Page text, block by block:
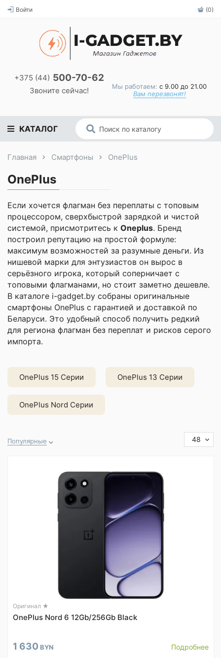
Войти (0)
+375 (44) 500-70-62
Звоните сейчас! Мы работаем: с 9.00 до 21.00
Вам перезвонят!
КАТАЛОГ
Главная Смартфоны OnePlus
OnePlus
Если хочется флагман без переплаты с топовым
процессором, сверхбыстрой зарядкой и чистой
системой, присмотритесь к Oneplus. Бренд
построил репутацию на простой формуле:
максимум возможностей за разумные деньги. Из
нишевой марки для энтузиастов он вырос в
серьёзного игрока, который соперничает с
топовыми флагманами, но стоит заметно дешевле.
В каталоге i-gadget.by собраны оригинальные
смартфоны OnePlus с гарантией и доставкой по
Беларуси. Это удобный способ получить редкий
для региона флагман без переплат и рисков серого
импорта.
OnePlus 15 Серии OnePlus 13 Серии
OnePlus Nord Серии
Популярные 48
Оригинал ★
OnePlus Nord 6 12Gb/256Gb Black
1 630 BYN Подробнее